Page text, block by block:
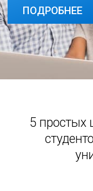
ПОДРОБНЕЕ
5 простых